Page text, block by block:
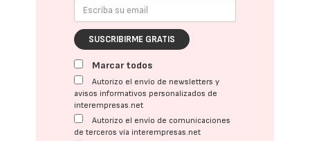
SUSCRIBIRME GRATIS
Marcar todos
Autorizo el envío de newsletters y
avisos informativos personalizados de
interempresas.net
Autorizo el envío de comunicaciones
de terceros vía interempresas.net